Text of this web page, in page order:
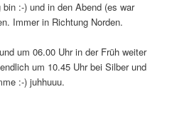
:-) und in den Abend (es war
Immer in Richtung Norden.
um 06.00 Uhr in der Früh weiter
um 10.45 Uhr bei Silber und
:-) juhhuuu.